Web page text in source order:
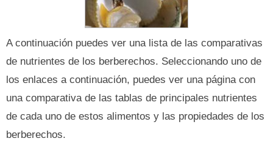
A continuación puedes ver una lista de las comparativas
de nutrientes de los berberechos. Seleccionando uno de
los enlaces a continuación, puedes ver una página con
una comparativa de las tablas de principales nutrientes
de cada uno de estos alimentos y las propiedades de los
berberechos.